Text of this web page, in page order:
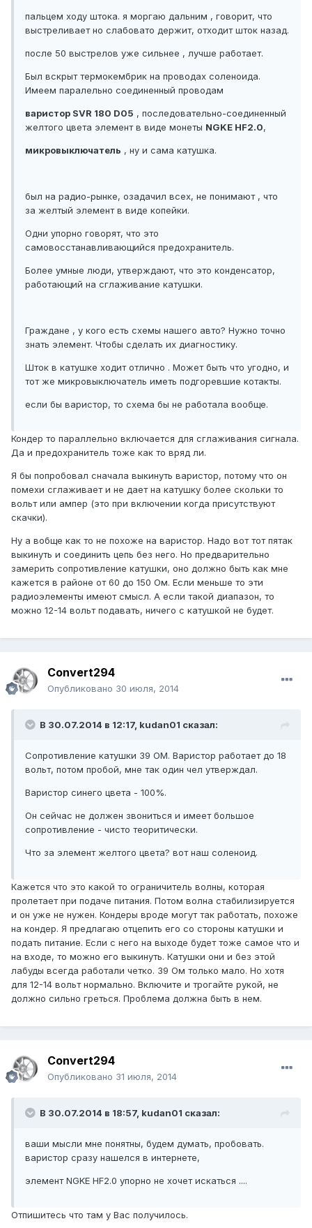
пальцем ходу штока. я моргаю дальним , говорит, что
выстреливает но слабовато держит, отходит шток назад.
после 50 выстрелов уже сильнее , лучше работает.
Был вскрыт термокембрик на проводах соленоида.
Имеем паралельно соединенный проводам
варистор SVR 180 D05 , последовательно-соединенный
желтого цвета элемент в виде монеты NGKE HF2.0,
микровыключатель , ну и сама катушка.
был на радио-рынке, озадачил всех, не понимают , что
за желтый элемент в виде копейки.
Одни упорно говорят, что это
самовосстанавливающийся предохранитель.
Более умные люди, утверждают, что это конденсатор,
работающий на сглаживание катушки.
Граждане , у кого есть схемы нашего авто? Нужно точно
знать элемент. Чтобы сделать их диагностику.
Шток в катушке ходит отлично . Может быть что угодно, и
тот же микровыключатель иметь подгоревшие котакты.
если бы варистор, то схема бы не работала вообще.
Кондер то параллельно включается для сглаживания сигнала.
Да и предохранитель тоже как то вряд ли.
Я бы попробовал сначала выкинуть варистор, потому что он
помехи сглаживает и не дает на катушку более скольки то
вольт или ампер (это при включении когда присутствуют
скачки).
Ну а вобще как то не похоже на варистор. Надо вот тот пятак
выкинуть и соединить цепь без него. Но предварительно
замерить сопротивление катушки, оно должно быть как мне
кажется в районе от 60 до 150 Ом. Если меньше то эти
радиоэлементы имеют смысл. А если такой диапазон, то
можно 12-14 вольт подавать, ничего с катушкой не будет.
Convert294
Опубликовано 30 июля, 2014
В 30.07.2014 в 12:17, kudan01 сказал:
Сопротивление катушки 39 ОМ. Варистор работает до 18
вольт, потом пробой, мне так один чел утверждал.
Варистор синего цвета - 100%.
Он сейчас не должен звониться и имеет большое
сопротивление - чисто теоритически.
Что за элемент желтого цвета? вот наш соленоид.
Кажется что это какой то ограничитель волны, которая
пролетает при подаче питания. Потом волна стабилизируется
и он уже не нужен. Кондеры вроде могут так работать, похоже
на кондер. Я предлагаю отцепить его со стороны катушки и
подать питание. Если с него на выходе будет тоже самое что и
на входе, то можно его выкинуть. Катушки они и без этой
лабуды всегда работали четко. 39 Ом только мало. Но хотя
для 12-14 вольт нормально. Включите и трогайте рукой, не
должно сильно греться. Проблема должна быть в нем.
Convert294
Опубликовано 31 июля, 2014
В 30.07.2014 в 18:57, kudan01 сказал:
ваши мысли мне понятны, будем думать, пробовать.
варистор сразу нашелся в интернете,
элемент NGKE HF2.0 упорно не хочет искаться ....
Отпишитесь что там у Вас получилось.